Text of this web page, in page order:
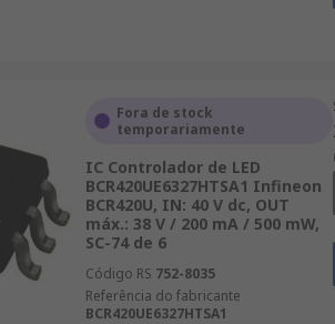
Fora de stock
temporariamente
IC Controlador de LED
BCR420UE6327HTSA1 Infineon
BCR420U, IN: 40 V dc, OUT
máx.: 38 V / 200 mA / 500 mW,
SC-74 de 6
Código RS 752-8035
Referência do fabricante
BCR420UE6327HTSA1